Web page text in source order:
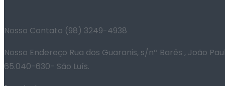
Nosso Contato (98) 3249-4938
Nosso Endereço Rua dos Guaranis, s/nº Barés , João
65.040-630- São Luís.